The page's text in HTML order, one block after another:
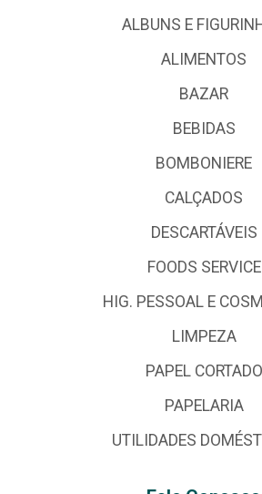
ALBUNS E
ALIMENTOS
BAZAR
BEBIDAS
BOMBONIERE
CALÇADOS
DESCARTÁVEIS
FOODS SERVICE
HIG. PESSOAL E
LIMPEZA
PAPEL CORTADO
PAPELARIA
UTILIDADES